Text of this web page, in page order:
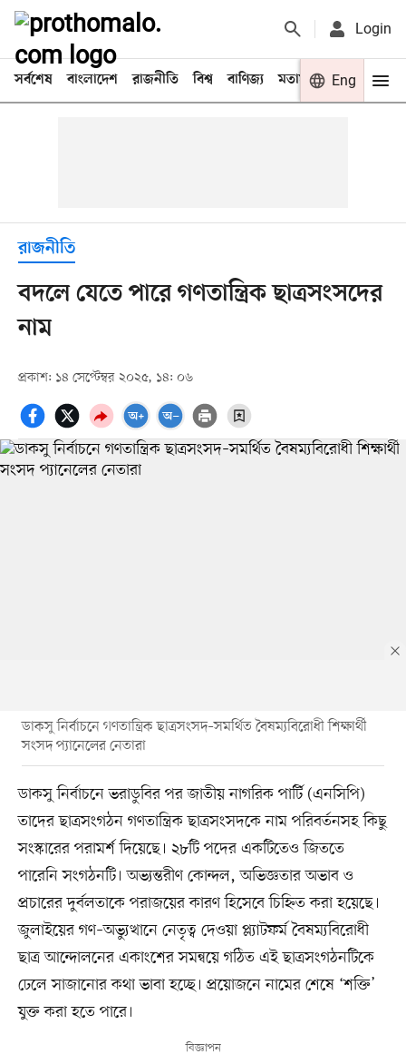
Login
সর্বশেষ বাংলাদেশ রাজনীতি বিশ্ব বাণিজ্য মতামত খেলা
Eng
রাজনীতি
বদলে যেতে পারে গণতান্ত্রিক ছাত্রসংসদের
নাম
প্রকাশ: ১৪ সেপ্টেম্বর ২০২৫, ১৪: ০৬
ডাকসু নির্বাচনে গণতান্ত্রিক ছাত্রসংসদ–সমর্থিত বৈষম্যবিরোধী শিক্ষার্থী
সংসদ প্যানেলের নেতারা
ডাকসু নির্বাচনে ভরাডুবির পর জাতীয় নাগরিক পার্টি (এনসিপি)
তাদের ছাত্রসংগঠন গণতান্ত্রিক ছাত্রসংসদকে নাম পরিবর্তনসহ কিছু
সংস্কারের পরামর্শ দিয়েছে। ২৮টি পদের একটিতেও জিততে
পারেনি সংগঠনটি। অভ্যন্তরীণ কোন্দল, অভিজ্ঞতার অভাব ও
প্রচারের দুর্বলতাকে পরাজয়ের কারণ হিসেবে চিহ্নিত করা হয়েছে।
জুলাইয়ের গণ–অভ্যুত্থানে নেতৃত্ব দেওয়া প্ল্যাটফর্ম বৈষম্যবিরোধী
ছাত্র আন্দোলনের একাংশের সমন্বয়ে গঠিত এই ছাত্রসংগঠনটিকে
ঢেলে সাজানোর কথা ভাবা হচ্ছে। প্রয়োজনে নামের শেষে ‘শক্তি’
যুক্ত করা হতে পারে।